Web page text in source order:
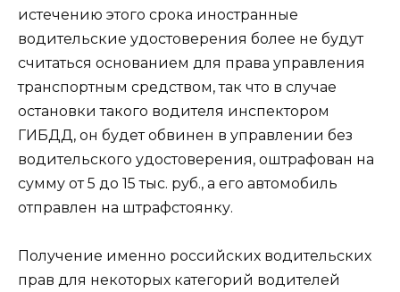
истечению этого срока иностранные
водительские удостоверения более не будут
считаться основанием для права управления
транспортным средством, так что в случае
остановки такого водителя инспектором
ГИБДД, он будет обвинен в управлении без
водительского удостоверения, оштрафован на
сумму от 5 до 15 тыс. руб., а его автомобиль
отправлен на штрафстоянку.
Получение именно российских водительских
прав для некоторых категорий водителей